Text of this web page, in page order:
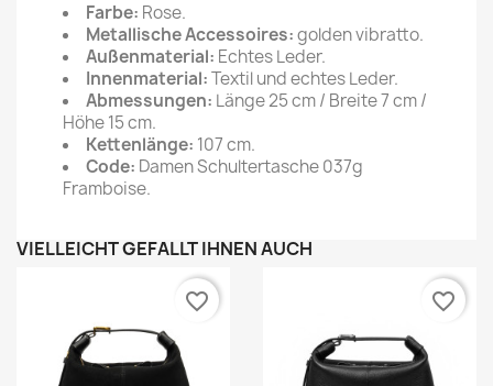
Farbe: Rose.
Metallische Accessoires:golden vibratto.
Außenmaterial: Echtes Leder.
Innenmaterial:Textil und echtes Leder.
Abmessungen: Länge 25 cm / Breite 7 cm /
Höhe 15 cm.
Kettenlänge: 107 cm.
Code: Damen Schultertasche 037g
Framboise.
VIELLEICHT GEFÄLLT IHNEN AUCH
favorite_border favorite_border